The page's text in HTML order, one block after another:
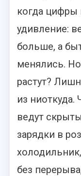
когда
удивление:
больше, а
менялись.
растут?
из ниоткуда.
ведут
зарядки в
без